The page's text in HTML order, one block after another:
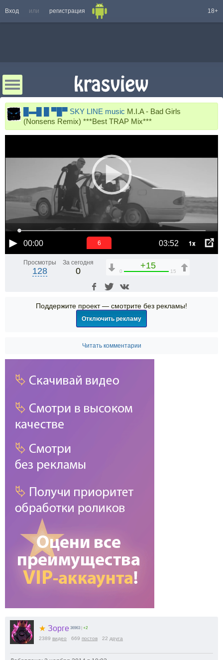
Вход или регистрация 18+
█▬█ █ ▀█▀ SKY LINE music M.I.A - Bad Girls
(Nonsens Remix) ***Best TRAP Mix***
00:00 03:52 1x
6
Просмотры
128
За сегодня
0
+15
0 15
Поддержите проект — смотрите без рекламы!
Отключить рекламу
Читать комментарии
★ Зорге 36963 +2
2389 видео 669 постов 22 друга